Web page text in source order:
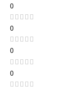
0
0
0
0